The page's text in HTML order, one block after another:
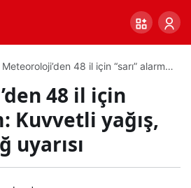
Meteoroloji’den 48 il için “sarı” alarm:
48 il için
Kuvvetli yağış,
uyarısı
0 PAYLAŞ